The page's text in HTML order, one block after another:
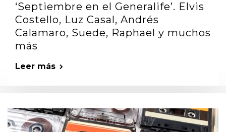
‘Septiembre en el Generalife’. Elvis
Costello, Luz Casal, Andrés
Calamaro, Suede, Raphael y muchos
más
Leer más